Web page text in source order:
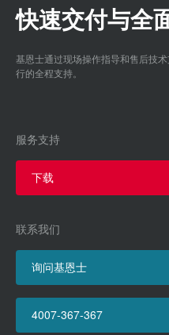
快速交付与全
基恩士通过现场操作指导和售后技
行的全程支持。
服务支持
下载
联系我们
询问基恩士
4007-367-367